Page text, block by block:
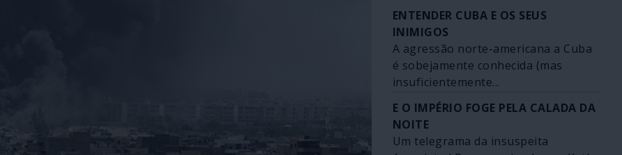
ENTENDER CUBA E OS SEUS
INIMIGOS
A agressão norte-americana a Cuba
é sobejamente conhecida (mas
insuficientemente...
E O IMPÉRIO FOGE PELA CALADA DA
NOITE
Um telegrama da insuspeita